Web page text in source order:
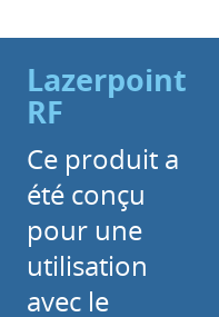
Lazerpoint
RF
Ce produit a
été conçu
pour une
utilisation
avec le